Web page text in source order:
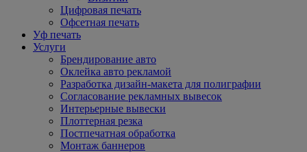
Цифровая печать
Офсетная печать
Уф печать
Услуги
Брендирование авто
Оклейка авто рекламой
Разработка дизайн-макета для полиграфии
Согласование рекламных вывесок
Интерьерные вывески
Плоттерная резка
Постпечатная обработка
Монтаж баннеров